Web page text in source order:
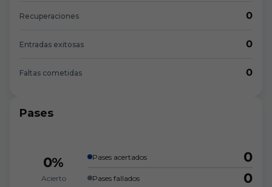
Recuperaciones 0
Entradas exitosas 0
Faltas cometidas 0
Pases
0%
Acierto
Pases acertados 0
Pases fallados 0